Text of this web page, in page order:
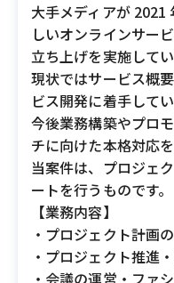
大手メディアが 2021
しいオンラインサー
立ち上げを実施してい
現状ではサービス概
ビス開発に着手してい
今後業務構築やプロ
チに向けた本格対応
当案件は、プロジェ
ートを行うものです。
【業務内容】
・プロジェクト計画
・プロジェクト推進
・会議の運営・ファ